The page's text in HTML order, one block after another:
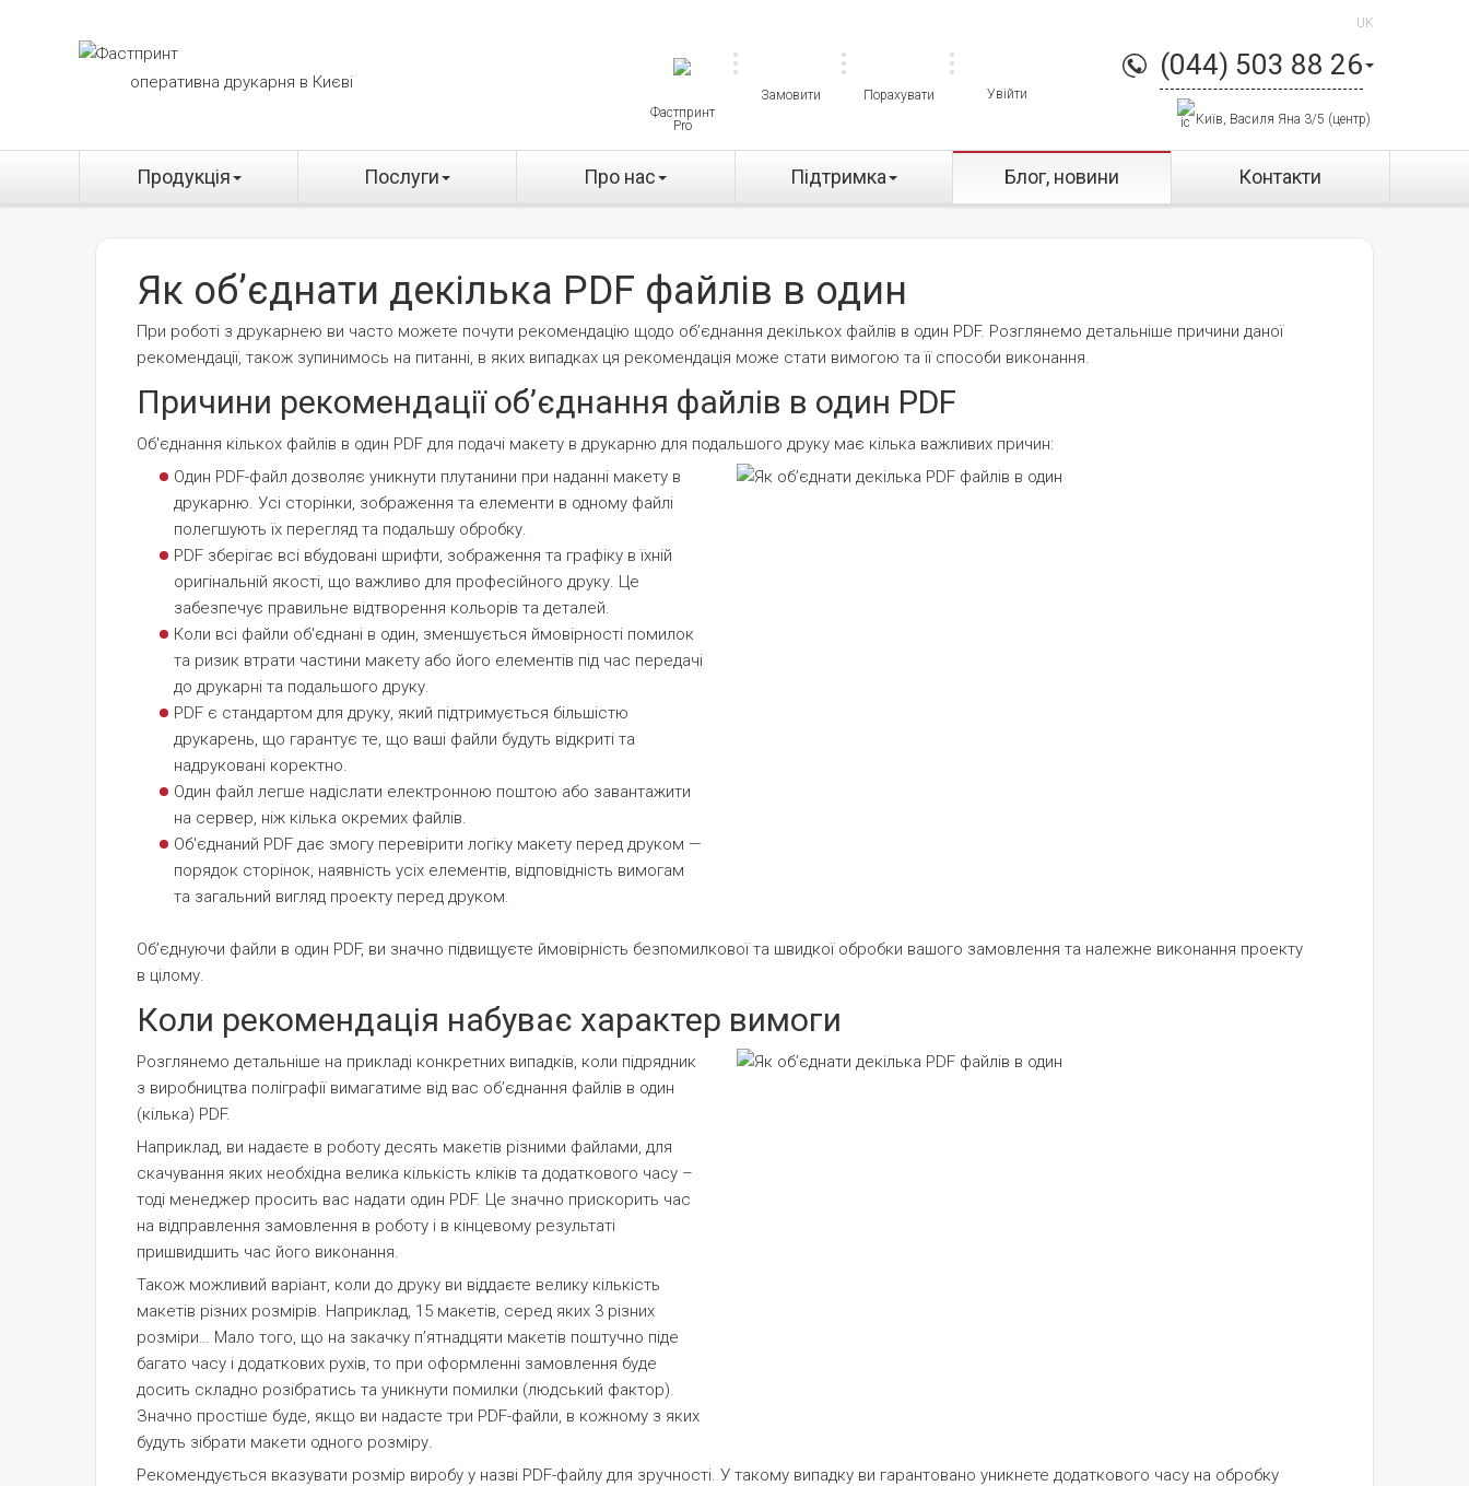
оперативна друкарня в Києві
Фастпринт
Pro
Замовити Порахувати Увійти
UK
(044) 503 88 26
Київ, Василя Яна 3/5 (центр)
Продукція Послуги Про нас Підтримка Блог, новини Контакти
Як обʼєднати декілька PDF файлів в один
При роботі з друкарнею ви часто можете почути рекомендацію щодо обʼєднання декількох файлів в один PDF. Розглянемо детальніше причини даної
рекомендації, також зупинимось на питанні, в яких випадках ця рекомендація може стати вимогою та її способи виконання.
Причини рекомендації обʼєднання файлів в один PDF
Об'єднання кількох файлів в один PDF для подачі макету в друкарню для подальшого друку має кілька важливих причин:
Один PDF-файл дозволяє уникнути плутанини при наданні макету в
друкарню. Усі сторінки, зображення та елементи в одному файлі
полегшують їх перегляд та подальшу обробку.
PDF зберігає всі вбудовані шрифти, зображення та графіку в їхній
оригінальній якості, що важливо для професійного друку. Це
забезпечує правильне відтворення кольорів та деталей.
Коли всі файли об'єднані в один, зменшується ймовірності помилок
та ризик втрати частини макету або його елементів під час передачі
до друкарні та подальшого друку.
PDF є стандартом для друку, який підтримується більшістю
друкарень, що гарантує те, що ваші файли будуть відкриті та
надруковані коректно.
Один файл легше надіслати електронною поштою або завантажити
на сервер, ніж кілька окремих файлів.
Об'єднаний PDF дає змогу перевірити логіку макету перед друком —
порядок сторінок, наявність усіх елементів, відповідність вимогам
та загальний вигляд проекту перед друком.
Об’єднуючи файли в один PDF, ви значно підвищуєте ймовірність безпомилкової та швидкої обробки вашого замовлення та належне виконання проекту
в цілому.
Коли рекомендація набуває характер вимоги
Розглянемо детальніше на прикладі конкретних випадків, коли підрядник
з виробництва поліграфії вимагатиме від вас обʼєднання файлів в один
(кілька) PDF.
Наприклад, ви надаєте в роботу десять макетів різними файлами, для
скачування яких необхідна велика кількість кліків та додаткового часу –
тоді менеджер просить вас надати один PDF. Це значно прискорить час
на відправлення замовлення в роботу і в кінцевому результаті
пришвидшить час його виконання.
Також можливий варіант, коли до друку ви віддаєте велику кількість
макетів різних розмірів. Наприклад, 15 макетів, серед яких 3 різних
розміри… Мало того, що на закачку пʼятнадцяти макетів поштучно піде
багато часу і додаткових рухів, то при оформленні замовлення буде
досить складно розібратись та уникнути помилки (людський фактор).
Значно простіше буде, якщо ви надасте три PDF-файли, в кожному з яких
будуть зібрати макети одного розміру.
Рекомендується вказувати розмір виробу у назві PDF-файлу для зручності. У такому випадку ви гарантовано уникнете додаткового часу на обробку